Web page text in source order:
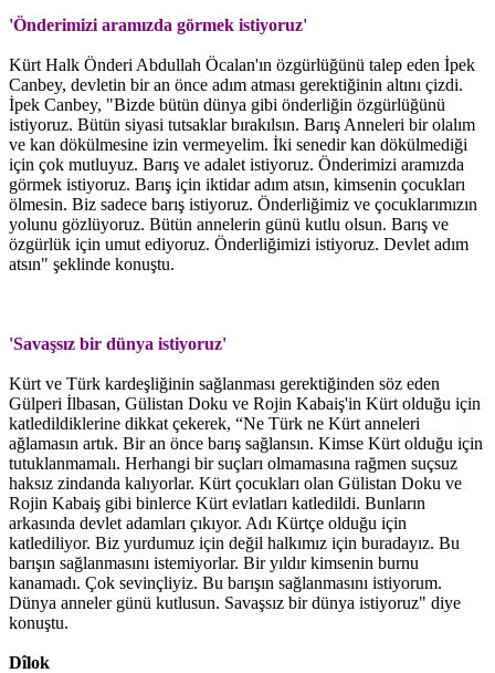
'Önderimizi aramızda görmek istiyoruz'
Kürt Halk Önderi Abdullah Öcalan'ın özgürlüğünü talep eden İpek
Canbey, devletin bir an önce adım atması gerektiğinin altını çizdi.
İpek Canbey, "Bizde bütün dünya gibi önderliğin özgürlüğünü
istiyoruz. Bütün siyasi tutsaklar bırakılsın. Barış Anneleri bir olalım
ve kan dökülmesine izin vermeyelim. İki senedir kan dökülmediği
için çok mutluyuz. Barış ve adalet istiyoruz. Önderimizi aramızda
görmek istiyoruz. Barış için iktidar adım atsın, kimsenin çocukları
ölmesin. Biz sadece barış istiyoruz. Önderliğimiz ve çocuklarımızın
yolunu gözlüyoruz. Bütün annelerin günü kutlu olsun. Barış ve
özgürlük için umut ediyoruz. Önderliğimizi istiyoruz. Devlet adım
atsın" şeklinde konuştu.
'Savaşsız bir dünya istiyoruz'
Kürt ve Türk kardeşliğinin sağlanması gerektiğinden söz eden
Gülperi İlbasan, Gülistan Doku ve Rojin Kabaiş'in Kürt olduğu için
katledildiklerine dikkat çekerek, “Ne Türk ne Kürt anneleri
ağlamasın artık. Bir an önce barış sağlansın. Kimse Kürt olduğu için
tutuklanmamalı. Herhangi bir suçları olmamasına rağmen suçsuz
haksız zindanda kalıyorlar. Kürt çocukları olan Gülistan Doku ve
Rojin Kabaiş gibi binlerce Kürt evlatları katledildi. Bunların
arkasında devlet adamları çıkıyor. Adı Kürtçe olduğu için
katlediliyor. Biz yurdumuz için değil halkımız için buradayız. Bu
barışın sağlanmasını istemiyorlar. Bir yıldır kimsenin burnu
kanamadı. Çok sevinçliyiz. Bu barışın sağlanmasını istiyorum.
Dünya anneler günü kutlusun. Savaşsız bir dünya istiyoruz" diye
konuştu.
Dîlok